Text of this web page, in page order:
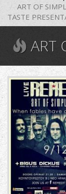
ART OF
TASTE
ART OF